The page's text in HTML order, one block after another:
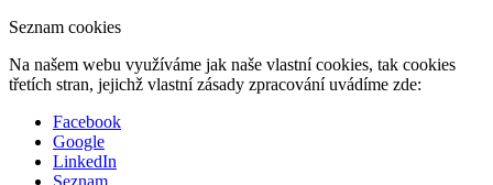
Seznam cookies
Na našem webu využíváme jak naše vlastní cookies, tak cookies
třetích stran, jejichž vlastní zásady zpracování uvádíme zde:
Facebook
Google
LinkedIn
Seznam